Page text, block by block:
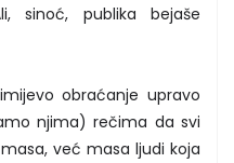
sinoć, publika bejaše
obraćanje upravo
njima) rečima da svi
već masa ljudi koja